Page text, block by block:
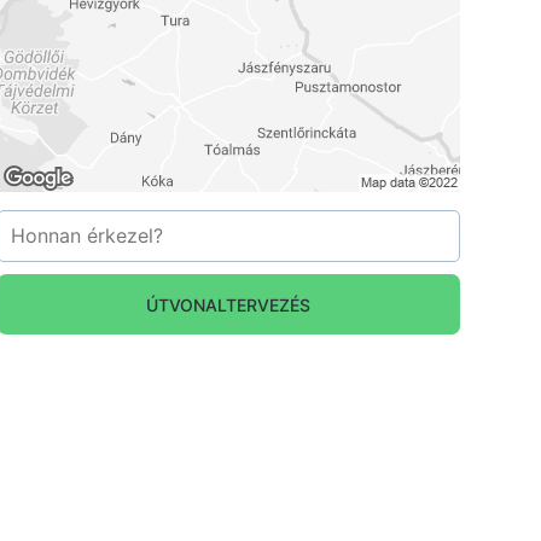
ÚTVONALTERVEZÉS